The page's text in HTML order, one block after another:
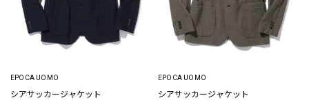
EPOCA UOMO
シアサッカージャケット
EPOCA UOMO
シアサッカージャケット